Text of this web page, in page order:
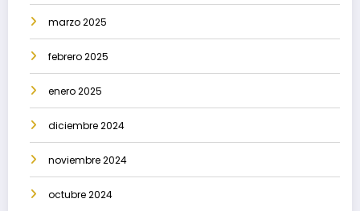
marzo 2025
febrero 2025
enero 2025
diciembre 2024
noviembre 2024
octubre 2024